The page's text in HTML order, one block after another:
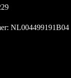
NL004499191B04